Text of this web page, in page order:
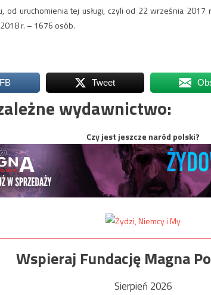
od uruchomienia tej usługi, czyli od 22 września
r. – 1676 osób.
Tweet
wydawnictwo:
Czy jest jeszcze naród polski?
Wspieraj Fundację Magna
Sierpień 2026